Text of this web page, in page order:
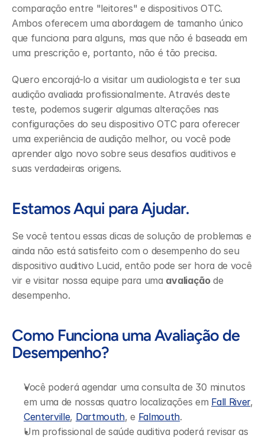
comparação entre "leitores" e dispositivos OTC.
Ambos oferecem uma abordagem de tamanho único
que funciona para alguns, mas que não é baseada em
uma prescrição e, portanto, não é tão precisa.
Quero encorajá-lo a visitar um audiologista e ter sua
audição avaliada profissionalmente. Através deste
teste, podemos sugerir algumas alterações nas
configurações do seu dispositivo OTC para oferecer
uma experiência de audição melhor, ou você pode
aprender algo novo sobre seus desafios auditivos e
suas verdadeiras origens.
Estamos Aqui para Ajudar.
Se você tentou essas dicas de solução de problemas e
ainda não está satisfeito com o desempenho do seu
dispositivo auditivo Lucid, então pode ser hora de você
vir e visitar nossa equipe para uma avaliação de
desempenho.
Como Funciona uma Avaliação de
Desempenho?
Você poderá agendar uma consulta de 30 minutos
em uma de nossas quatro localizações em Fall River
Centerville, Dartmouth, e Falmouth.
Um profissional de saúde auditiva poderá revisar as